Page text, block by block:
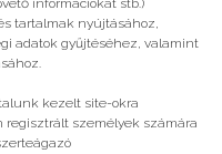
információkat stb.)
tartalmak nyújtásához,
adatok gyűjtéséhez, valamint
kezelt site-okra
személyek számára
A kötelező